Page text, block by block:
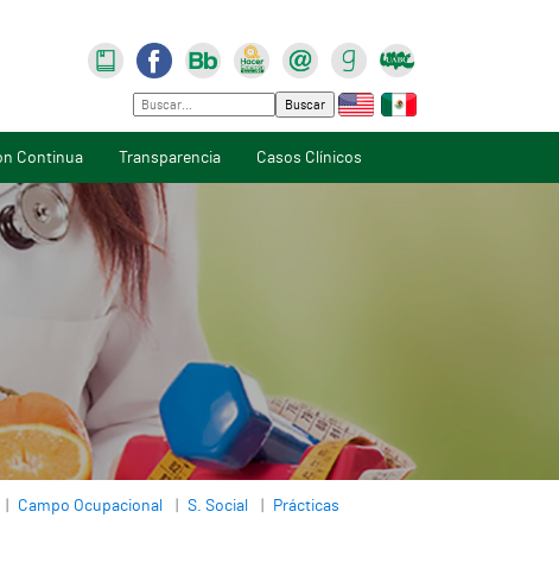
Buscar
Continua Transparencia Casos Clínicos
Campo Ocupacional S. Social
Prácticas